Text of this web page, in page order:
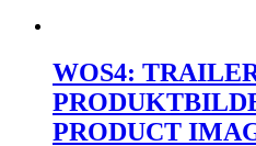
WOS4:
PRODUCT